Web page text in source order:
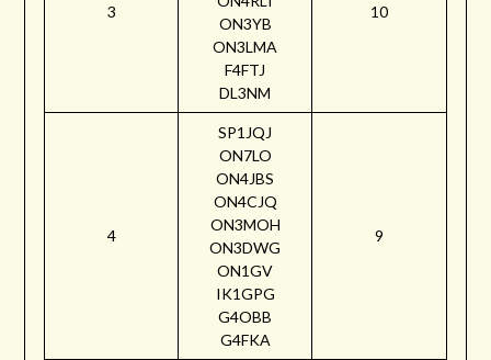
3
ON3YB
ON3LMA
F4FTJ
DL3NM
10
4
SP1JQJ
ON7LO
ON4JBS
ON4CJQ
ON3MOH
ON3DWG
ON1GV
IK1GPG
G4OBB
G4FKA
9